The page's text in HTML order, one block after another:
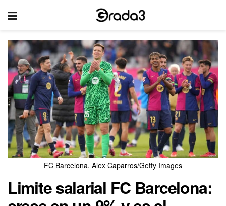
FC Barcelona. Alex Caparros/Getty Images
Limite salarial FC Barcelona: